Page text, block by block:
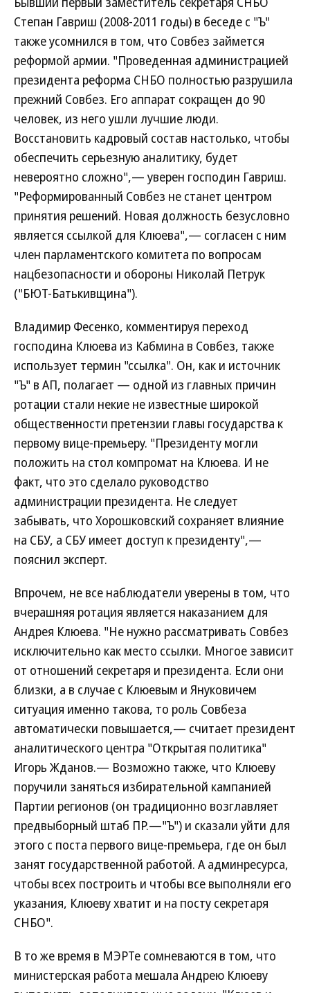
Степан Гавриш (2008-2011 годы) в беседе с "Ъ"
также усомнился в том, что Совбез займется
реформой армии. "Проведенная администрацией
президента реформа СНБО полностью разрушила
прежний Совбез. Его аппарат сокращен до 90
человек, из него ушли лучшие люди.
Восстановить кадровый состав настолько, чтобы
обеспечить серьезную аналитику, будет
невероятно сложно",— уверен господин Гавриш.
"Реформированный Совбез не станет центром
принятия решений. Новая должность безусловно
является ссылкой для Клюева",— согласен с ним
член парламентского комитета по вопросам
нацбезопасности и обороны Николай Петрук
("БЮТ-Батькивщина").
Владимир Фесенко, комментируя переход
господина Клюева из Кабмина в Совбез, также
использует термин "ссылка". Он, как и источник
"Ъ" в АП, полагает — одной из главных причин
ротации стали некие не известные широкой
общественности претензии главы государства к
первому вице-премьеру. "Президенту могли
положить на стол компромат на Клюева. И не
факт, что это сделало руководство
администрации президента. Не следует
забывать, что Хорошковский сохраняет влияние
на СБУ, а СБУ имеет доступ к президенту",—
пояснил эксперт.
Впрочем, не все наблюдатели уверены в том, что
вчерашняя ротация является наказанием для
Андрея Клюева. "Не нужно рассматривать Совбез
исключительно как место ссылки. Многое зависит
от отношений секретаря и президента. Если они
близки, а в случае с Клюевым и Януковичем
ситуация именно такова, то роль Совбеза
автоматически повышается,— считает президент
аналитического центра "Открытая политика"
Игорь Жданов.— Возможно также, что Клюеву
поручили заняться избирательной кампанией
Партии регионов (он традиционно возглавляет
предвыборный штаб ПР.—"Ъ") и сказали уйти для
этого с поста первого вице-премьера, где он был
занят государственной работой. А админресурса,
чтобы всех построить и чтобы все выполняли его
указания, Клюеву хватит и на посту секретаря
СНБО".
В то же время в МЭРТе сомневаются в том, что
министерская работа мешала Андрею Клюеву